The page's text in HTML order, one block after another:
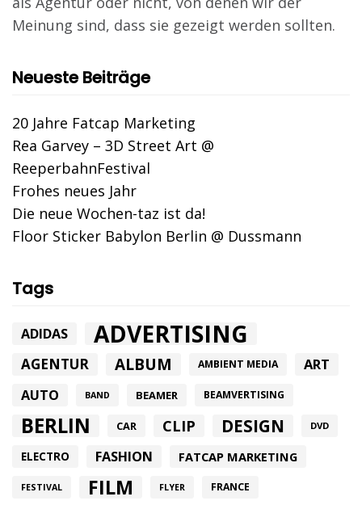
Meinung sind, dass sie gezeigt werden sollten.
Neueste Beiträge
20 Jahre Fatcap Marketing
Rea Garvey – 3D Street Art @
ReeperbahnFestival
Frohes neues Jahr
Die neue Wochen-taz ist da!
Floor Sticker Babylon Berlin @ Dussmann
Tags
ADIDAS ADVERTISING
AGENTUR ALBUM AMBIENT MEDIA ART
AUTO BAND BEAMER BEAMVERTISING
BERLIN CAR CLIP DESIGN DVD
ELECTRO FASHION FATCAP MARKETING
FESTIVAL FILM FLYER FRANCE